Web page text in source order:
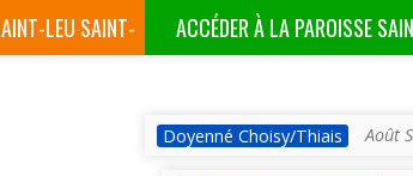
LEU SAINT-
ACCÉDER À LAPAROISSE
Doyenné Choisy/Thiais Août